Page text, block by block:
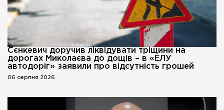
Сєнкевич доручив ліквідувати тріщини на
дорогах Миколаєва до дощів – в «ЕЛУ
автодоріг» заявили про відсутність грошей
06 серпня 2026